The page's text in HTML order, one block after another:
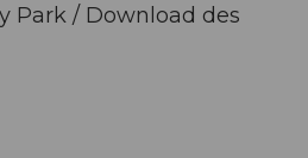
Park / Download des